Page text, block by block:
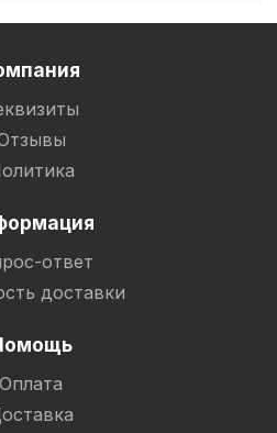
ответ
доставки
Оплата